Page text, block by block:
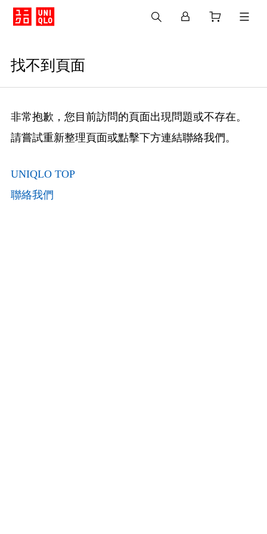
找不到頁面
非常抱歉，您目前訪問的頁面出現問題或不存在。
請嘗試重新整理頁面或點擊下方連結聯絡我們。
UNIQLO TOP
聯絡我們